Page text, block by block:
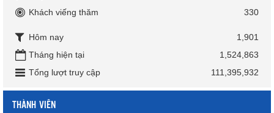
Khách viếng thăm
330
Hôm nay
1,901
Tháng hiện tại
1,524,863
Tổng lượt truy cập
111,395,932
THÀNH VIÊN